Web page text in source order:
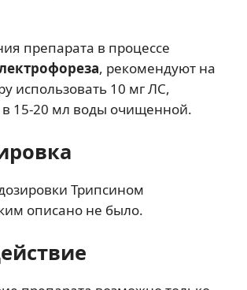
препарата в процессе
, рекомендуют на
использовать 10 мг ЛС,
в 15-20 мл воды очищенной.
Трипсином
описано не было.